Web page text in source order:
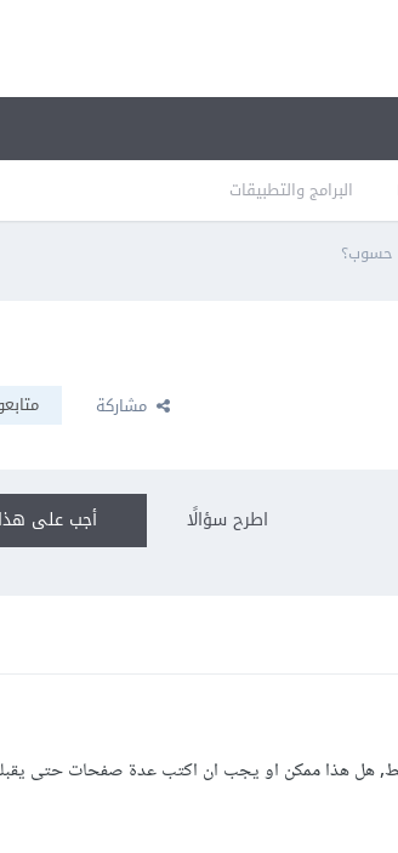
البرامج والتطبيقات
حسوب؟
مشاركة
أجب على اطرح سؤالًا
هل هذا ممكن او يجب ان اكتب عدة صفحات حتى